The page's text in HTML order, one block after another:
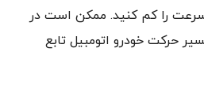
سرعت را کم کنید. ممکن است در
حرکت خودرو اتومبیل تابع